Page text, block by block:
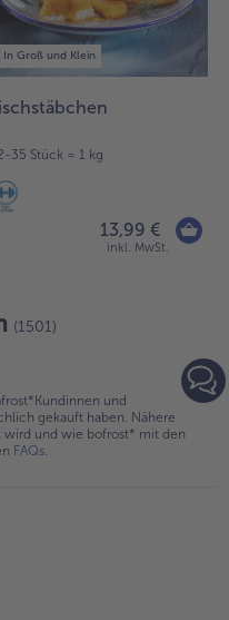
In Groß und Klein
35 Stück = 1 kg
13,99 €
inkl. MwSt.
(1501)
und
gekauft haben. Nähere
wird und wie bofrost* mit den
FAQs